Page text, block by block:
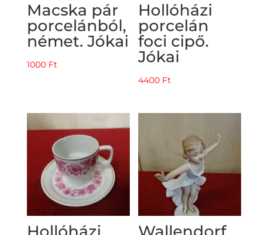
Macska pár
porcelánból,
német. Jókai
1000 Ft
Hollóházi
porcelán
foci cipő.
Jókai
4400 Ft
Hollóházi
Wallendorf